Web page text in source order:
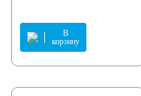
В
корзину